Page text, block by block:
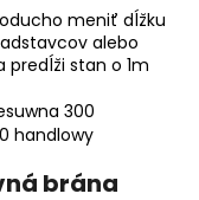
meniť dĺžku
alebo
stan o 1m
brána